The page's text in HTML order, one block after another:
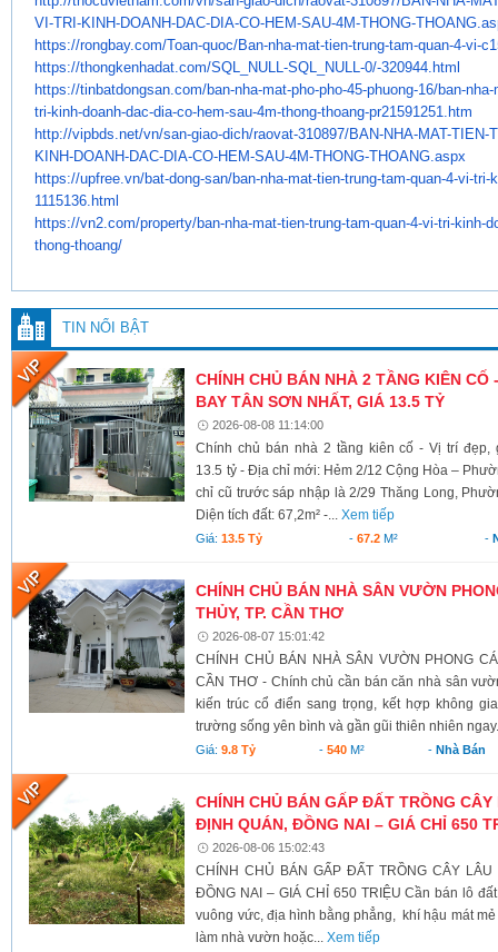
VI-TRI-KINH-DOANH-DAC-DIA-CO-HEM-SAU-4M-THONG-
https://rongbay.com/Toan-quoc/Ban-nha-mat-tien-trung-tam-quan-4-vi-
https://thongkenhadat.com/SQL_ NULL-SQL_NULL-0/-320944.html
https://tinbatdongsan.com/ban-nha-mat-pho-pho-45-phuong-16/ban-
tri-kinh-doanh-dac-dia-co-hem-sau-4m-thong-thoang-pr21591251.htm
http://vipbds.net/vn/san-giao-dich/raovat-310897/BAN-NHA-MAT-TIEN-
KINH-DOANH-DAC-DIA-CO-HEM-SAU-4M-THONG-THOANG.aspx
https://upfree.vn/bat-dong-san/ban-nha-mat-tien-trung-tam-quan-4-vi-tri-
1115136.html
https://vn2.com/property/ban-nha-mat-tien-trung-tam-quan-4-vi-tri-kinh-
thong-thoang/
TIN NỔI BẬT
CHÍNH CHỦ BÁN NHÀ 2 TẦNG KIÊN CỐ
BAY TÂN SƠN NHẤT, GIÁ 13.5 TỶ
2026-08-08 11:14:00
Chính chủ bán nhà 2 tầng kiên cố - Vị trí đẹp,
13.5 tỷ - Địa chỉ mới: Hẻm 2/12 Cộng Hòa –
chỉ cũ trước sáp nhập là 2/29 Thăng Long,
Diện tích đất: 67,2m² -...Xem tiếp
Giá:13.5 Tỷ -67.2 M² -
CHÍNH CHỦ BÁN NHÀ SÂN VƯỜN
THỦY, TP. CẦN THƠ
2026-08-07 15:01:42
CHÍNH CHỦ BÁN NHÀ SÂN VƯỜN PHONG
CẦN THƠ - Chính chủ cần bán căn nhà sân
kiến trúc cổ điển sang trọng, kết hợp không
trường sống yên bình và gần gũi thiên nhiên
Giá:9.8 Tỷ -540 M² - Nhà Bán
CHÍNH CHỦ BÁN GẤP ĐẤT TRỒNG
ĐỊNH QUÁN, ĐỒNG NAI – GIÁ CHỈ 650
2026-08-06 15:02:43
CHÍNH CHỦ BÁN GẤP ĐẤT TRỒNG CÂY LÂU
ĐỒNG NAI – GIÁ CHỈ 650 TRIỆU Cần bán lô
vuông vức, địa hình bằng phẳng, khí hậu mát
làm nhà vườn hoặc...Xem tiếp